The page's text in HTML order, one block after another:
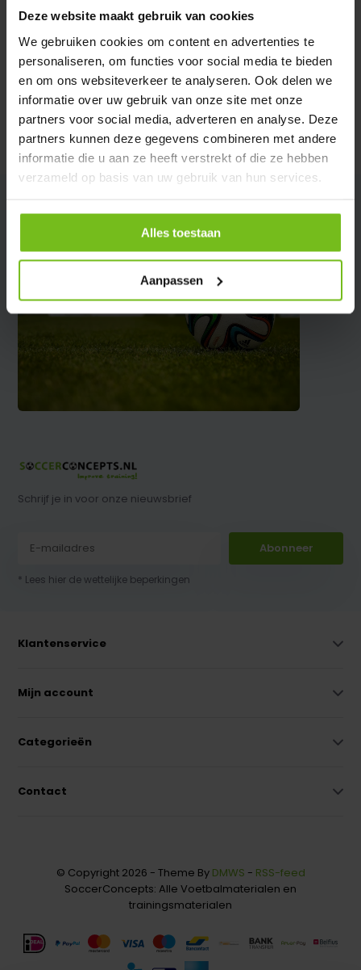
Deze website maakt gebruik van cookies
We gebruiken cookies om content en advertenties te
personaliseren, om functies voor social media te bieden
en om ons websiteverkeer te analyseren. Ook delen we
informatie over uw gebruik van onze site met onze
partners voor social media, adverteren en analyse. Deze
partners kunnen deze gegevens combineren met andere
informatie die u aan ze heeft verstrekt of die ze hebben
verzameld op basis van uw gebruik van hun services.
Alles toestaan
Aanpassen
Specificaties
Reviews
Delen
Schrijf je in voor onze nieuwsbrief
Abonneer
* Lees hier de wettelijke beperkingen
Klantenservice
Mijn account
Categorieën
Contact
© Copyright 2026 - Theme By DMWS - RSS-feed
SoccerConcepts: Alle Voetbalmaterialen en
trainingsmaterialen